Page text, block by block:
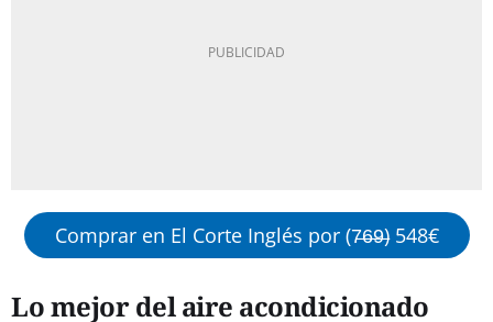
Comprar en El Corte Inglés por (7̶6̶9̶) 548€
Lo mejor del aire acondicionado